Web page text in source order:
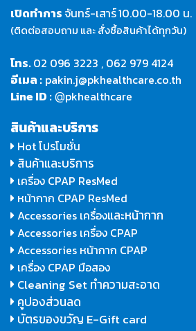
เปิดทำการจันทร์-เสาร์10.00-18.00 น.
(ติดต่อสอบถาม และ สั่งซื้อสินค้าได้ทุกวัน)
โทร.02 096 3223 , 062 979 4124
อีเมล : pakin.j@pkhealthcare.co.th
Line ID : @pkhealthcare
สินค้าและบริการ
Hot โปรโมชั่น
สินค้าและบริการ
เครื่อง CPAP ResMed
หน้ากาก CPAP ResMed
Accessories เครื่องและหน้ากาก
Accessories เครื่อง CPAP
Accessories หน้ากาก CPAP
เครื่อง CPAP มือสอง
Cleaning Set ทำความสะอาด
คูปองส่วนลด
บัตรของขวัญ E-Gift card